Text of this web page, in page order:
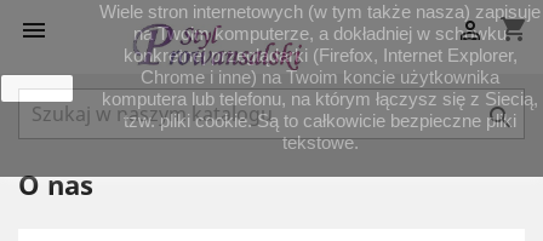
 shopping_cart


O nas
zamknij
Wiele stron internetowych (w tym także nasza) zapisuje
na Twoim komputerze, a dokładniej w schowku
konkretnej przeglądarki (Firefox, Internet Explorer,
Chrome i inne) na Twoim koncie użytkownika
komputera lub telefonu, na którym łączysz się z Siecią,
tzw. pliki cookie. Są to całkowicie bezpieczne pliki
tekstowe.